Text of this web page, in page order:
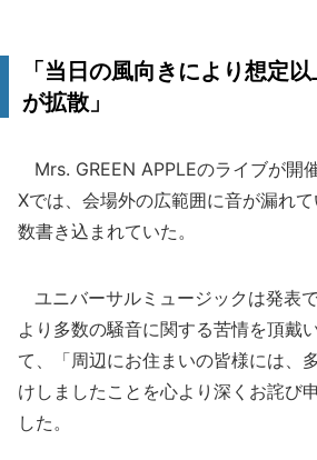
「当日の風向きにより想定
が拡散」
Mrs. GREEN APPLEのライブが開
Xでは、会場外の広範囲に音が漏れ
数書き込まれていた。
ユニバーサルミュージックは発表
より多数の騒音に関する苦情を頂戴
て、「周辺にお住まいの皆様には、
けしましたことを心より深くお詫び
した。